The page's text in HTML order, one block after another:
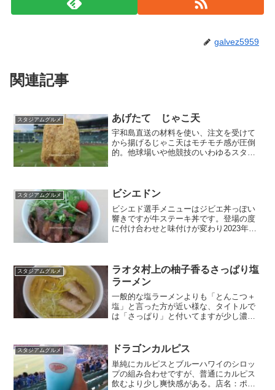
galvez5959
関連記事
スタジアムグルメ あげたて じゃこ天
宇和島直送の材料を使い、注文を受けて
から揚げるじゃこ天はモチモチ感が圧倒
的。他球場いや他競技のいわゆるスタジ
ク軒場所：外野1階レフト...
スタジアムグルメ ビシエドン
ビシエド選手メニューはジビエ丼っぽい
響きですが牛ステーキ丼です。登場の度
に付け合わせと味付けが変わり2023年版
リードラゴン場所：2...
スタジアムグルメ
ラオタ村上の柚子香るさっぱり塩
ラーメン
一般的な塩ラーメンよりも「とんこつ＋
塩」と言った方が近い様な、タイトルで
は「さっぱり」と付いてますが少し濃い
手ラーメン、この村上投手ラーメンはそ
の中間と言った所。金額：...
スタジアムグルメ ドラゴンカルピス
単純にカルピスとブルーハワイのシロッ
プの組み合わせですが、普通にカルピス
飲むより少し爽快感がある。店名：ポッ